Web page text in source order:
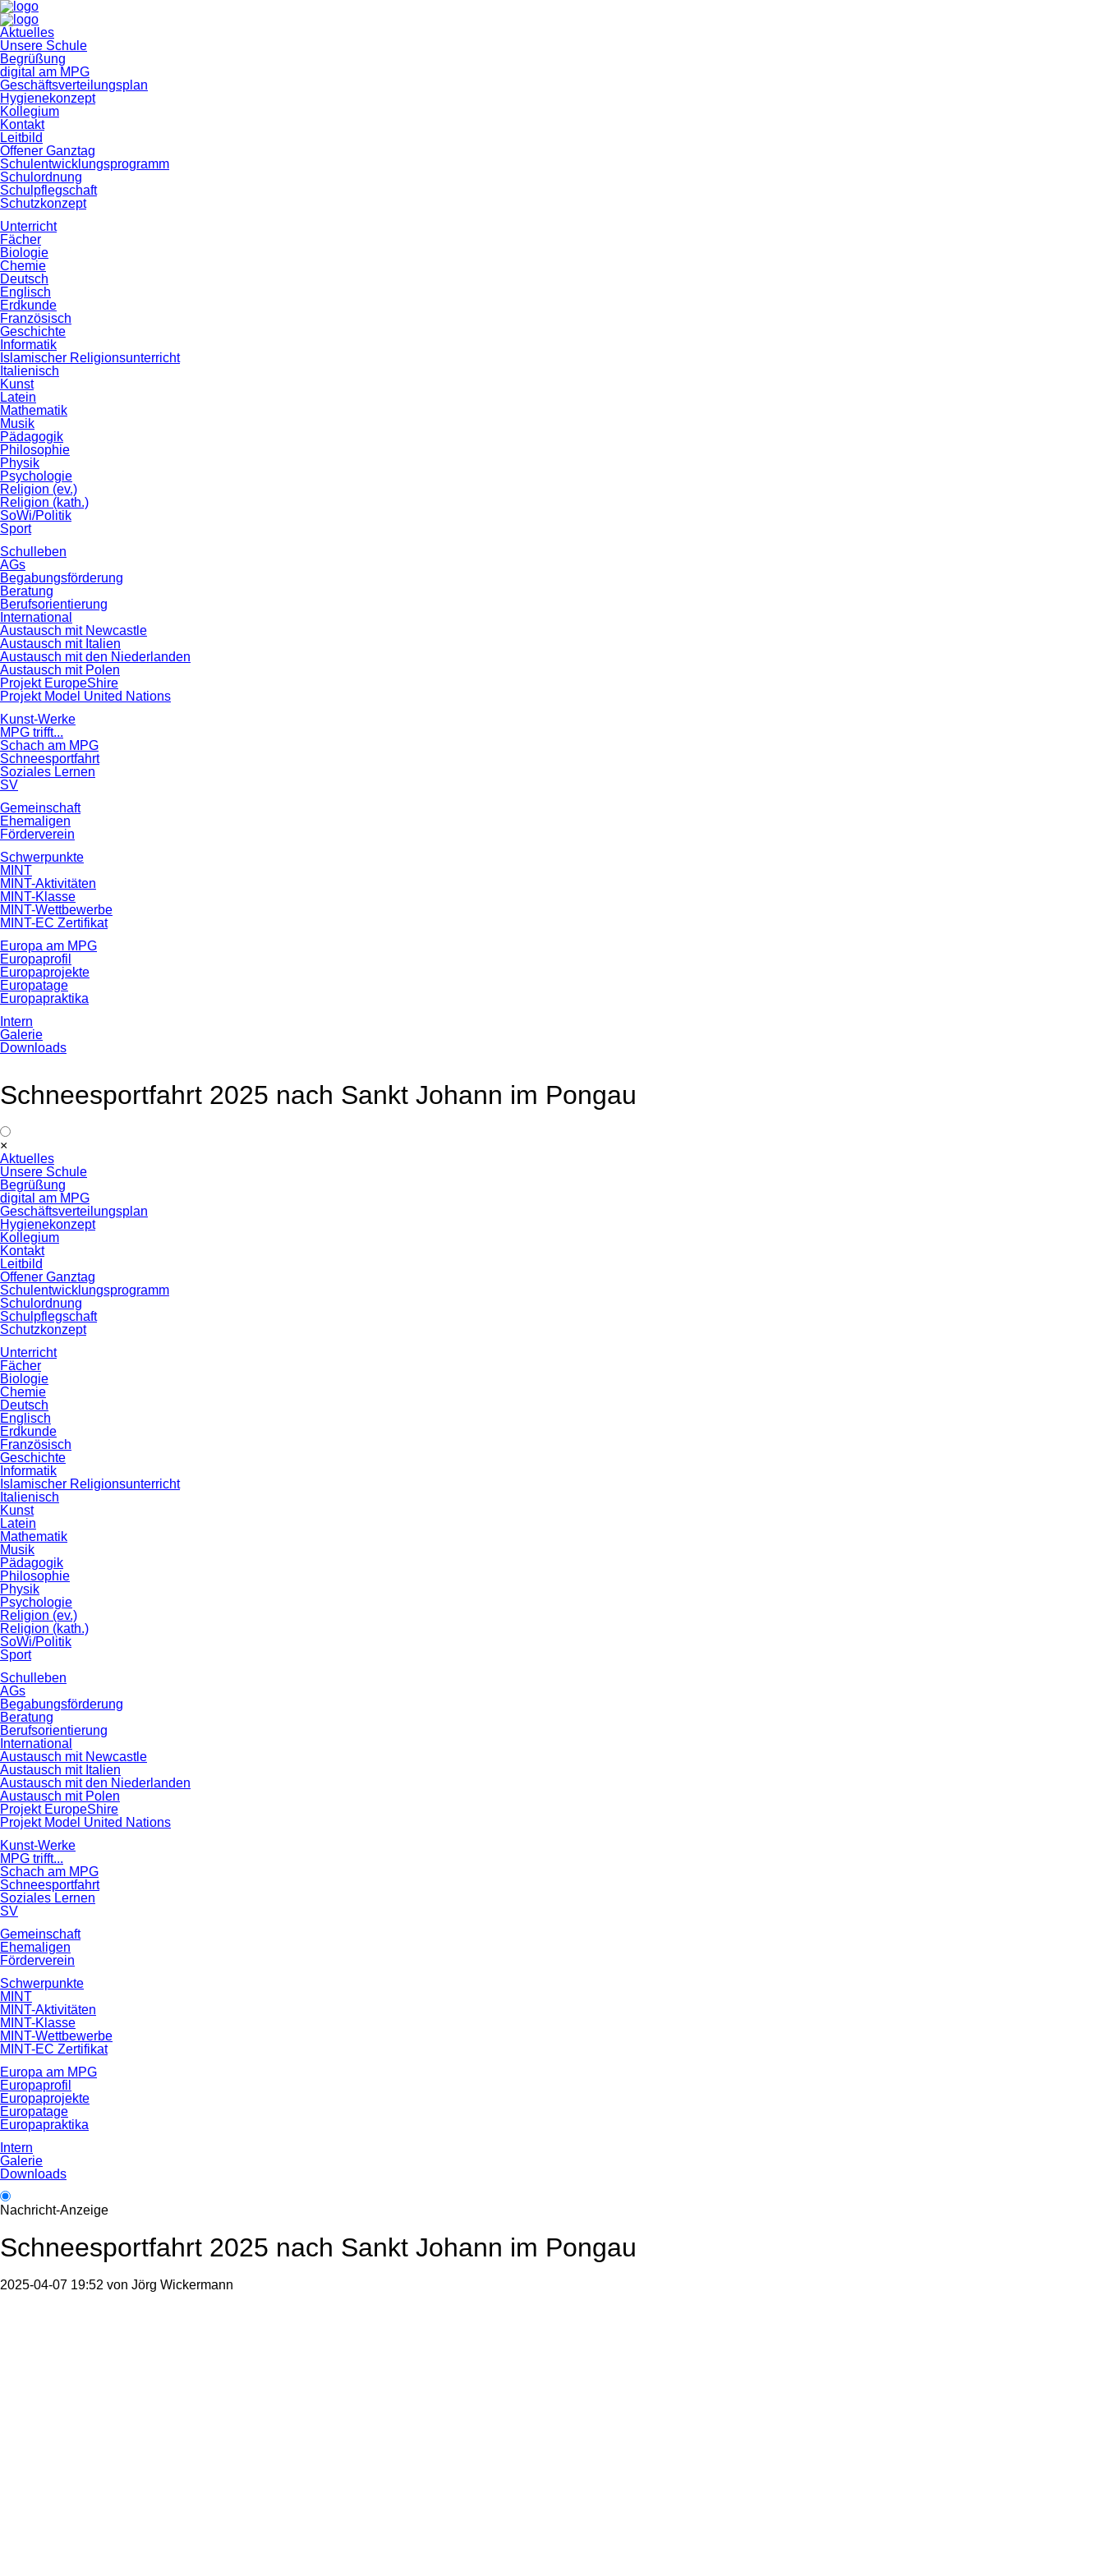
Navigation
überspringen
Aktuelles
Unsere Schule
Begrüßung
digital am MPG
Geschäftsverteilungsplan
Hygienekonzept
Kollegium
Kontakt
Leitbild
Offener Ganztag
Schulentwicklungsprogramm
Schulordnung
Schulpflegschaft
Schutzkonzept
Unterricht
Fächer
Biologie
Chemie
Deutsch
Englisch
Erdkunde
Französisch
Geschichte
Informatik
Islamischer Religionsunterricht
Italienisch
Kunst
Latein
Mathematik
Musik
Pädagogik
Philosophie
Physik
Psychologie
Religion (ev.)
Religion (kath.)
SoWi/Politik
Sport
Schulleben
AGs
Begabungsförderung
Beratung
Berufsorientierung
International
Austausch mit Newcastle
Austausch mit Italien
Austausch mit den Niederlanden
Austausch mit Polen
Projekt EuropeShire
Projekt Model United Nations
Kunst-Werke
MPG trifft...
Schach am MPG
Schneesportfahrt
Soziales Lernen
SV
Gemeinschaft
Ehemaligen
Förderverein
Schwerpunkte
MINT
MINT-Aktivitäten
MINT-Klasse
MINT-Wettbewerbe
MINT-EC Zertifikat
Europa am MPG
Europaprofil
Europaprojekte
Europatage
Europapraktika
Intern
Galerie
Downloads
Schneesportfahrt 2025 nach Sankt Johann im Pongau
×
überspringen
Aktuelles
Unsere Schule
Begrüßung
digital am MPG
Geschäftsverteilungsplan
Hygienekonzept
Kollegium
Kontakt
Leitbild
Offener Ganztag
Schulentwicklungsprogramm
Schulordnung
Schulpflegschaft
Schutzkonzept
Unterricht
Fächer
Biologie
Chemie
Deutsch
Englisch
Erdkunde
Französisch
Geschichte
Informatik
Islamischer Religionsunterricht
Italienisch
Kunst
Latein
Mathematik
Musik
Pädagogik
Philosophie
Physik
Psychologie
Religion (ev.)
Religion (kath.)
SoWi/Politik
Sport
Schulleben
AGs
Begabungsförderung
Beratung
Berufsorientierung
International
Austausch mit Newcastle
Austausch mit Italien
Austausch mit den Niederlanden
Austausch mit Polen
Projekt EuropeShire
Projekt Model United Nations
Kunst-Werke
MPG trifft...
Schach am MPG
Schneesportfahrt
Soziales Lernen
SV
Gemeinschaft
Ehemaligen
Förderverein
Schwerpunkte
MINT
MINT-Aktivitäten
MINT-Klasse
MINT-Wettbewerbe
MINT-EC Zertifikat
Europa am MPG
Europaprofil
Europaprojekte
Europatage
Europapraktika
Intern
Galerie
Downloads
Nachricht-Anzeige
Schneesportfahrt 2025 nach Sankt Johann im Pongau
2025-04-07 19:52 von Jörg Wickermann